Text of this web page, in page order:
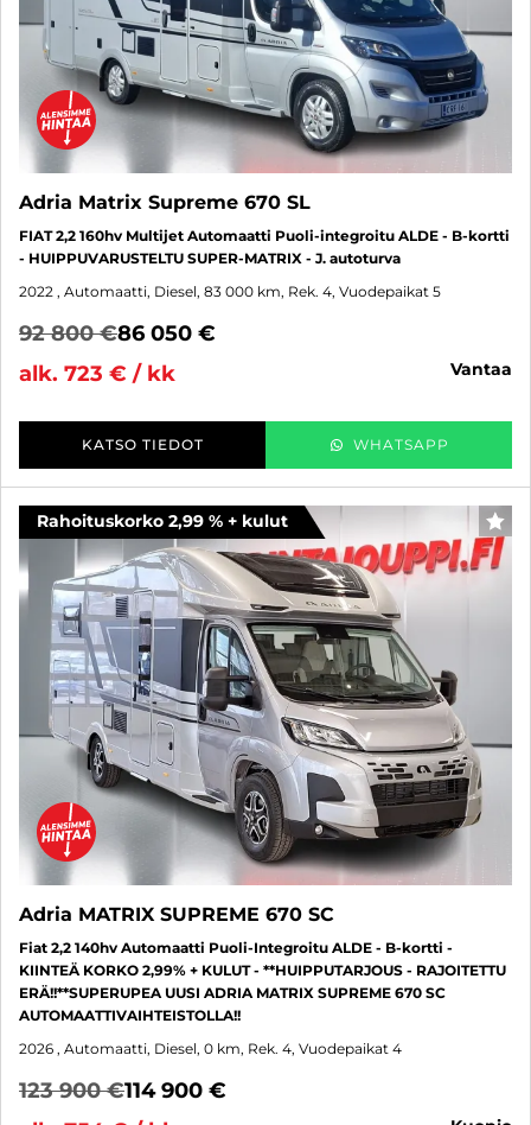
Adria Matrix Supreme 670 SL
FIAT 2,2 160hv Multijet Automaatti Puoli-integroitu ALDE - B-kortti
- HUIPPUVARUSTELTU SUPER-MATRIX - J. autoturva
2022 , Automaatti, Diesel, 83 000 km, Rek. 4, Vuodepaikat 5
92 800 €86 050 €
alk. 723 € / kk
vantaa
KATSO TIEDOT WHATSAPP
Rahoituskorko 2,99 % + kulut
Adria MATRIX SUPREME 670 SC
Fiat 2,2 140hv Automaatti Puoli-Integroitu ALDE - B-kortti -
KIINTEÄ KORKO 2,99% + KULUT - **HUIPPUTARJOUS - RAJOITETTU
ERÄ!!**SUPERUPEA UUSI ADRIA MATRIX SUPREME 670 SC
AUTOMAATTIVAIHTEISTOLLA!!
2026 , Automaatti, Diesel, 0 km, Rek. 4, Vuodepaikat 4
123 900 €114 900 €